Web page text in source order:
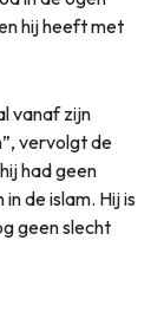
hij heeft met
vanaf zijn
vervolgt de
had geen
de islam. Hij is
geen slecht